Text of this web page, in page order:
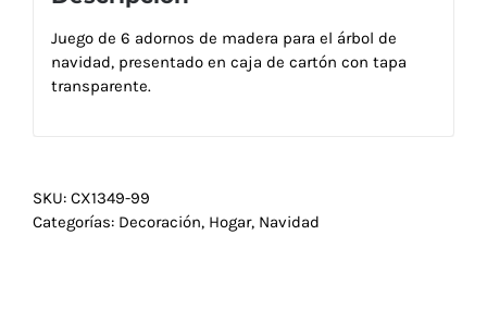
Juego de 6 adornos de madera para el árbol de
navidad, presentado en caja de cartón con tapa
transparente.
SKU: CX1349-99
Categorías: Decoración, Hogar, Navidad